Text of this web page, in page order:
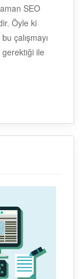
SEO
Öyle ki
çalışmayı
gerektiği ile